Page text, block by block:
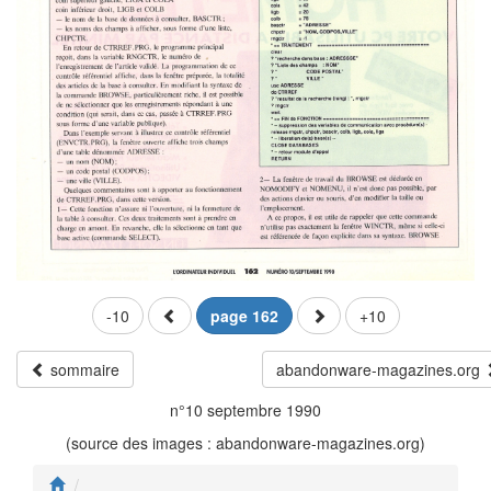
-10 page 162 +10
sommaire
abandonware-magazines.org
n°10 septembre 1990
(source des images : abandonware-magazines.org)